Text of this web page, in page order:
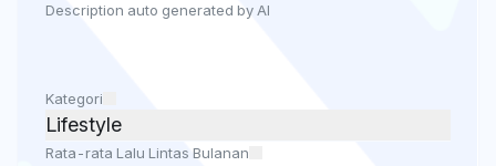
Description auto generated by AI
Kategori
Lifestyle
Rata-rata Lalu Lintas Bulanan